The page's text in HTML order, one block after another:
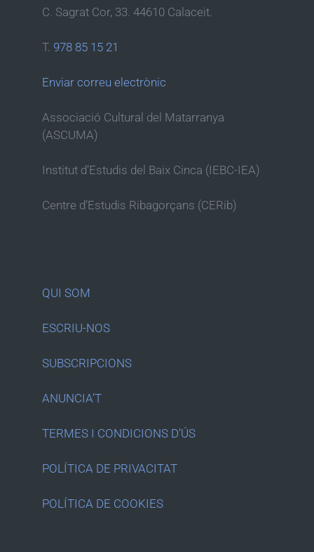
C. Sagrat Cor, 33. 44610 Calaceit.
T. 978 85 15 21
Enviar correu electrònic
Associació Cultural del Matarranya
(ASCUMA)
Institut d’Estudis del Baix Cinca (IEBC-IEA)
Centre d’Estudis Ribagorçans (CERib)
QUI SOM
ESCRIU-NOS
SUBSCRIPCIONS
ANUNCIA’T
TERMES I CONDICIONS D’ÚS
POLÍTICA DE PRIVACITAT
POLÍTICA DE COOKIES